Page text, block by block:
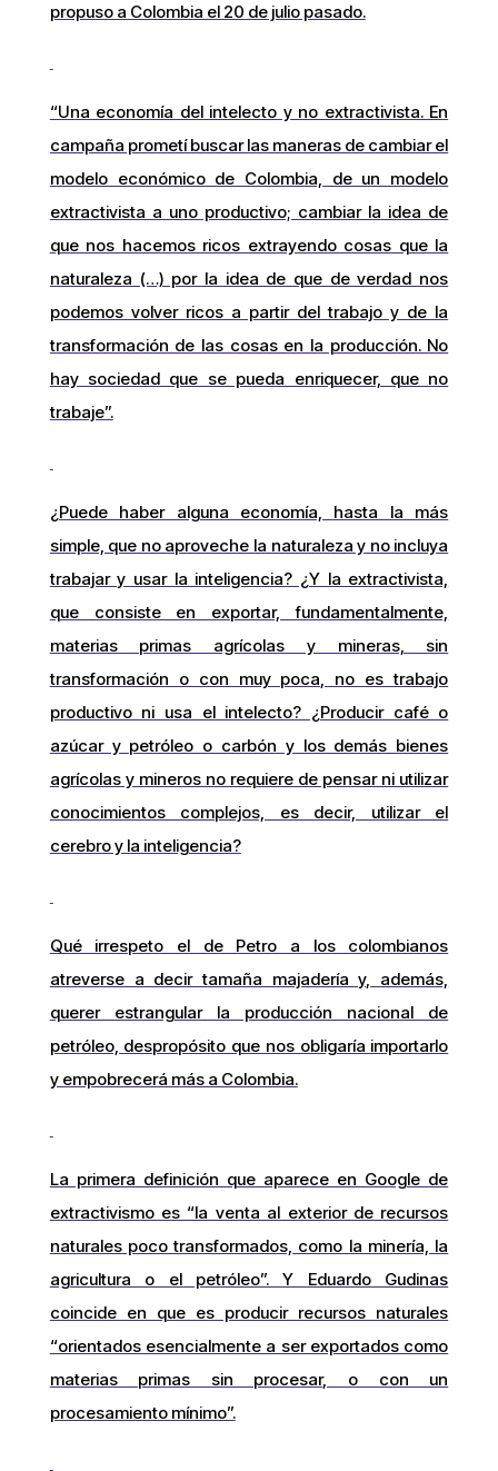
propuso a Colombia el 20 de julio pasado.
“Una economía del intelecto y no extractivista. En
campaña prometí buscar las maneras de cambiar el
modelo económico de Colombia, de un modelo
extractivista a uno productivo; cambiar la idea de
que nos hacemos ricos extrayendo cosas que la
naturaleza (…) por la idea de que de verdad nos
podemos volver ricos a partir del trabajo y de la
transformación de las cosas en la producción. No
hay sociedad que se pueda enriquecer, que no
trabaje”.
¿Puede haber alguna economía, hasta la más
simple, que no aproveche la naturaleza y no incluya
trabajar y usar la inteligencia? ¿Y la extractivista,
que consiste en exportar, fundamentalmente,
materias primas agrícolas y mineras, sin
transformación o con muy poca, no es trabajo
productivo ni usa el intelecto? ¿Producir café o
azúcar y petróleo o carbón y los demás bienes
agrícolas y mineros no requiere de pensar ni utilizar
conocimientos complejos, es decir, utilizar el
cerebro y la inteligencia?
Qué irrespeto el de Petro a los colombianos
atreverse a decir tamaña majadería y, además,
querer estrangular la producción nacional de
petróleo, despropósito que nos obligaría importarlo
y empobrecerá más a Colombia.
La primera definición que aparece en Google de
extractivismo es “la venta al exterior de recursos
naturales poco transformados, como la minería, la
agricultura o el petróleo”. Y Eduardo Gudinas
coincide en que es producir recursos naturales
“orientados esencialmente a ser exportados como
materias primas sin procesar, o con un
procesamiento mínimo”.